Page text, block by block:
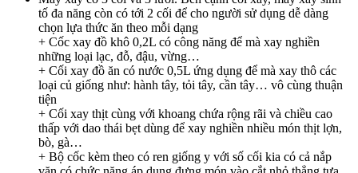
tố đa năng còn có tới 2 cối để cho người sử dụng dễ dàng
chọn lựa thức ăn theo mỗi dạng
+ Cốc xay đồ khô 0,2L có công năng để mà xay nghiền
những loại lạc, đỗ, đậu, vừng…
+ Cối xay đồ ăn có nước 0,5L ứng dụng để mà xay thô các
loại củ giống như: hành tây, tỏi tây, cần tây… vô cùng thuận
tiện
+ Cối xay thịt cùng với khoang chứa rộng rãi và chiều cao
thấp với dao thái bẹt dùng để xay nghiền nhiều món thịt lợn,
bò, gà…
+ Bộ cốc kèm theo có ren giống y với số cối kia có cả nắp